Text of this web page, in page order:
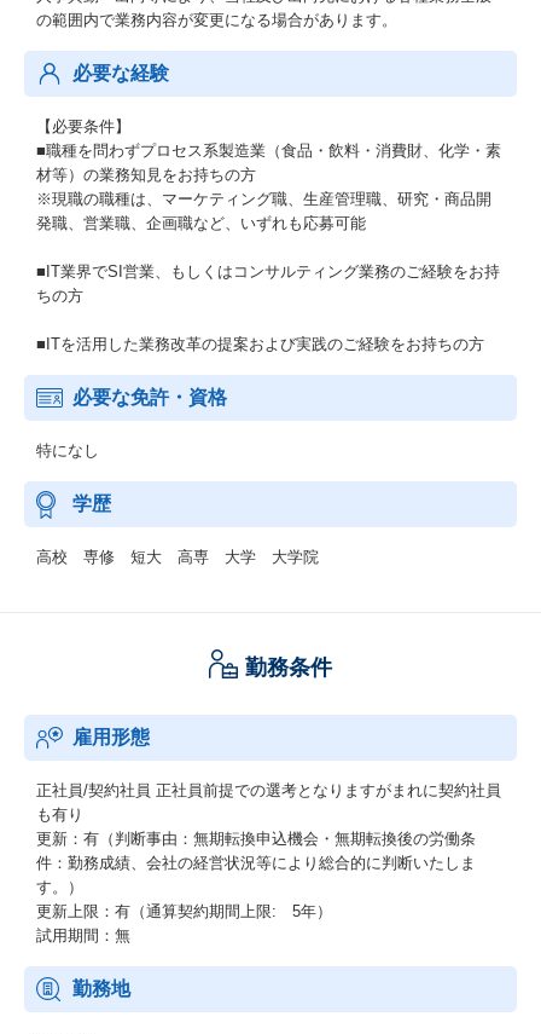
の範囲内で業務内容が変更になる場合があります。
必要な経験
【必要条件】
■職種を問わずプロセス系製造業（食品・飲料・消費財、化学・素
材等）の業務知見をお持ちの方
※現職の職種は、マーケティング職、生産管理職、研究・商品開
発職、営業職、企画職など、いずれも応募可能
■IT業界でSI営業、もしくはコンサルティング業務のご経験をお持
ちの方
■ITを活用した業務改革の提案および実践のご経験をお持ちの方
必要な免許・資格
特になし
学歴
高校 専修 短大 高専 大学 大学院
勤務条件
雇用形態
正社員/契約社員 正社員前提での選考となりますがまれに契約社員
も有り
更新：有（判断事由：無期転換申込機会・無期転換後の労働条
件：勤務成績、会社の経営状況等により総合的に判断いたしま
す。）
更新上限：有（通算契約期間上限: 5年）
試用期間：無
勤務地